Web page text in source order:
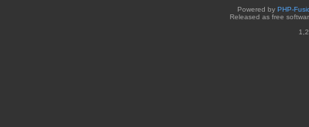
Powered by PHP-
Released as free